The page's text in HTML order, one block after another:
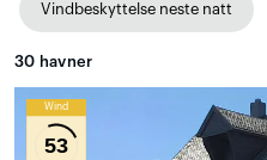
Vindbeskyttelse neste natt
30 havner
Wind
53